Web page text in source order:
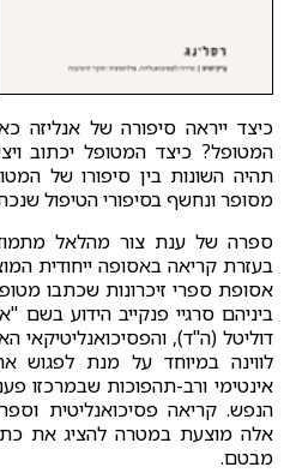
כיצד ייראה סיפורה של אנליזה
המטופל? כיצד המטופל יכתוב
תהיה השונות בין סיפורו של
מסופר ונחשף בסיפורי הטיפול
ספרה של ענת צור מהלאל
בעזרת קריאה באסופה ייחודית
אסופת ספרי זיכרונות שכתבו
ביניהם סרגיי פנקייב הידוע בשם
דוליטל (ה"ד), והפסיכואנליטיקאי
לווינה במיוחד על מנת לפגוש
אינטימי ורב-תהפוכות שבמרכזו
הנפש. קריאה פסיכואנליטית
אלה מוצעת במטרה להציג את
מבטם.